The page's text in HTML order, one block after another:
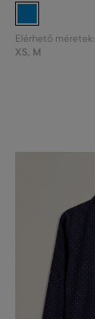
Elérhető méretek:
XS, M